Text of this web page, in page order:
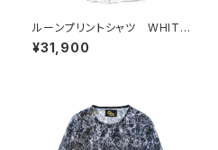
ルーンプリントシャツ WHITE
×SILVER
¥31,900